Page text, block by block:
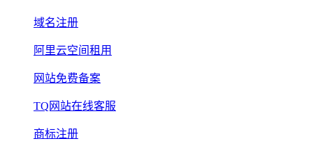
域名注册
阿里云空间租用
网站免费备案
TQ网站在线客服
商标注册